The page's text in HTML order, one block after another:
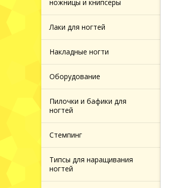
ножницы и книпсеры
Лаки для ногтей
Накладные ногти
Оборудование
Пилочки и бафики для
ногтей
Стемпинг
Типсы для наращивания
ногтей